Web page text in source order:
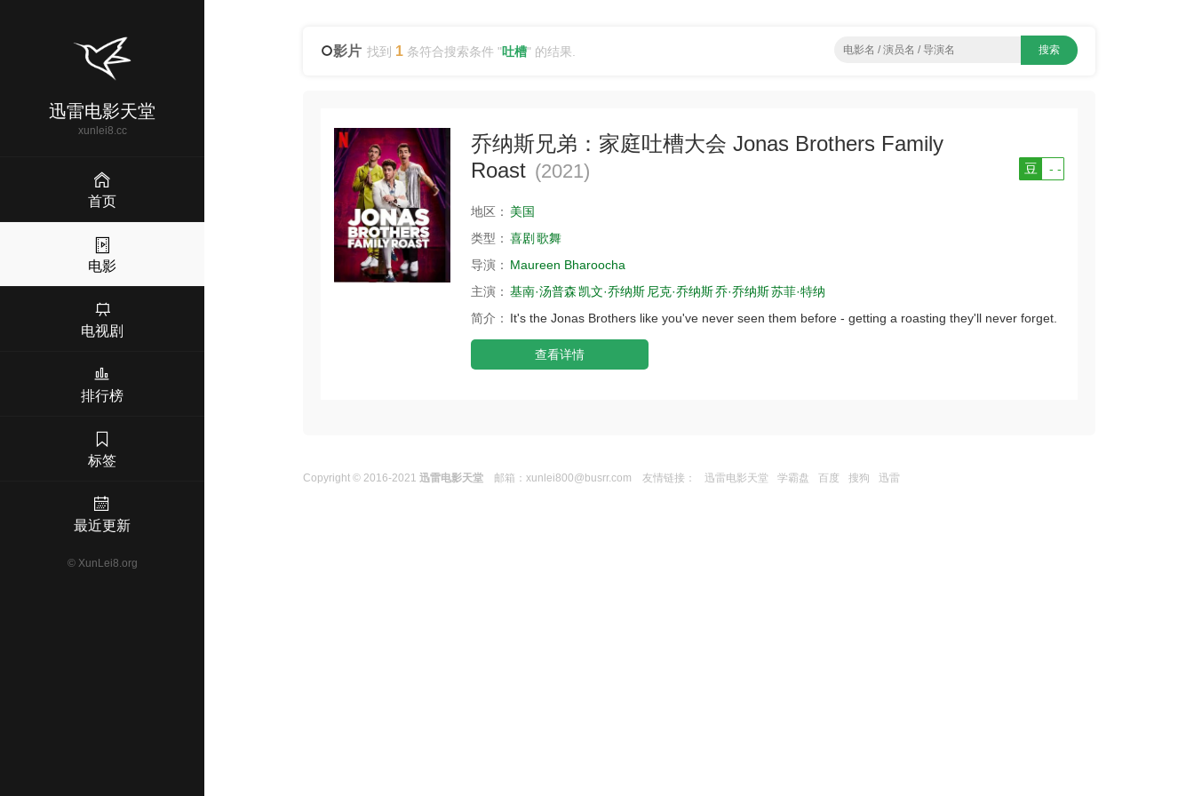
迅雷电影天堂
xunlei8.cc
首页
电影
电视剧
排行榜
标签
最近更新
© XunLei8.org
影片 找到 1 条符合搜索条件 "吐槽" 的结果.
乔纳斯兄弟：家庭吐槽大会 Jonas Brothers Family
Roast (2021) 豆 - -
地区： 美国
类型： 喜剧 歌舞
导演： Maureen Bharoocha
主演： 基南·汤普森凯文·乔纳斯 尼克·乔纳斯乔·乔纳斯苏菲·特纳
简介： It's the Jonas Brothers like you've never seen them before - getting a roasting they'll never forget.
查看详情
Copyright © 2016-2021迅雷电影天堂 邮箱：xunlei800@busrr.com 友情链接： 迅雷电影天堂 学霸盘 百度 搜狗 迅雷